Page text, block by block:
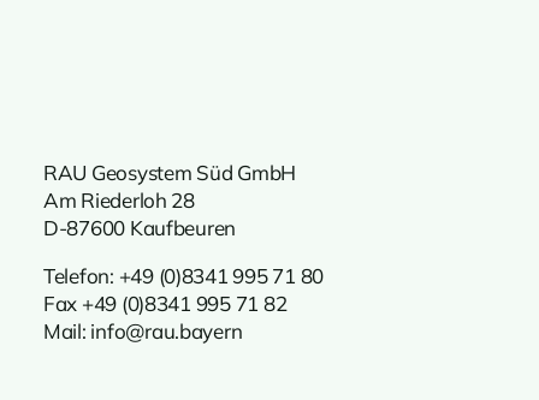
RAU Geosystem Süd GmbH
Am Riederloh 28
D-87600 Kaufbeuren
Telefon: +49 (0)8341 995 71 80
Fax +49 (0)8341 995 71 82
Mail: info@rau.bayern